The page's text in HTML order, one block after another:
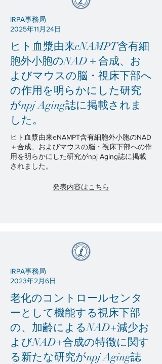
IRPA事務局
2025年11月24日
ヒト血漿由来eNAMPT含有細
胞外小胞のNAD＋合成、お
よびマウスの脳・視床下部へ
の作用を明らかにした研究
がnpj Aging誌に掲載されま
した。
ヒト血漿由来eNAMPT含有細胞外小胞のNAD
＋合成、およびマウスの脳・視床下部への作
用を明らかにした研究がnpj Aging誌に掲載
されました。
発表内容はこちら
IRPA事務局
2023年2月6日
老化のコントロールセンタ
ーとして機能する視床下部
の、加齢によるNAD+減少お
よびNAD+合成の特徴に関す
る新たな研究がnpj Aging誌